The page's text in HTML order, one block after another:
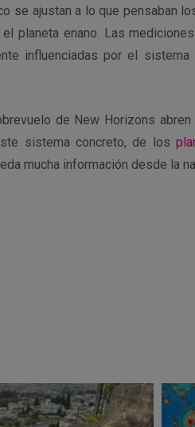
se ajustan a lo que pensaban
planeta enano. Las
influenciadas por el sistema
de New Horizons abren
sistema concreto, de los
mucha información desde la